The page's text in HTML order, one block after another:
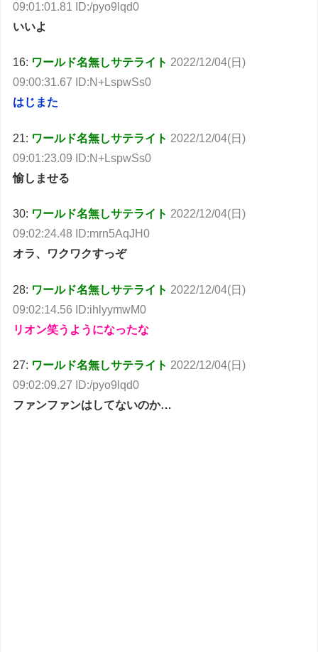
09:01:01.81 ID:/pyo9lqd0
いいよ
16: ワールド名無しサテライト 2022/12/04(日)
09:00:31.67 ID:N+LspwSs0
はじまた
21: ワールド名無しサテライト 2022/12/04(日)
09:01:23.09 ID:N+LspwSs0
愉しませる
30: ワールド名無しサテライト 2022/12/04(日)
09:02:24.48 ID:mrn5AqJH0
オラ、ワクワクすっぞ
28: ワールド名無しサテライト 2022/12/04(日)
09:02:14.56 ID:ihlyymwM0
リオン笑うようになったな
27: ワールド名無しサテライト 2022/12/04(日)
09:02:09.27 ID:/pyo9lqd0
ファンファンはしてないのか…